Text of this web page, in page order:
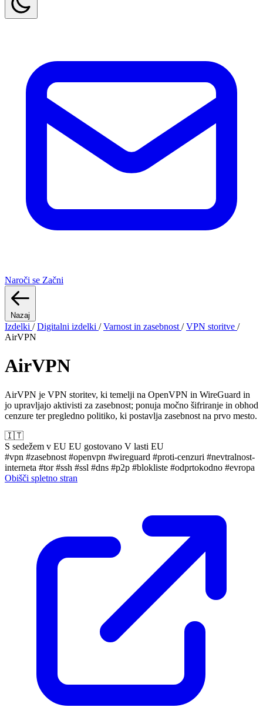
Naroči se Začni
Nazaj
Izdelki / Digitalni izdelki / Varnost in zasebnost / VPN storitve /
AirVPN
AirVPN
AirVPN je VPN storitev, ki temelji na OpenVPN in WireGuard in
jo upravljajo aktivisti za zasebnost; ponuja močno šifriranje in obhod
cenzure ter pregledno politiko, ki postavlja zasebnost na prvo mesto.
🇮🇹
S sedežem v EU EU gostovano V lasti EU
#vpn #zasebnost #openvpn #wireguard #proti-cenzuri #nevtralnost-
interneta #tor#ssh #ssl #dns #p2p #blokliste #odprtokodno #evropa
Obišči spletno stran